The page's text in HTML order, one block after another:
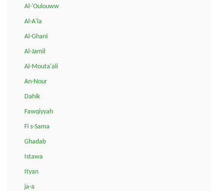
Al-'Oulouww
Al-A'la
Al-Ghani
Al-Jamil
Al-Mouta'ali
An-Nour
Dahik
Fawqiyyah
Fi s-Sama
Ghadab
Istawa
Ityan
ja-a